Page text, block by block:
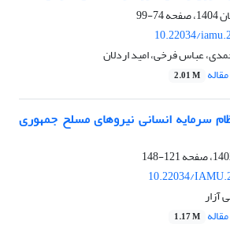
74-99
10.22034/
عباس فرخی، امید اردلان
2.01 M
سرمایه انسانی نیروهای مسلح جمهوری
121-148
10.22034/
آزار
1.17 M